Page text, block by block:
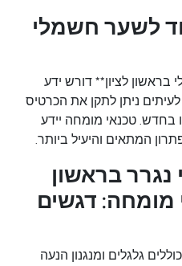
לשער חשמלי
לציון** דורש ידע
ניתן לתקן את הכרטיס
בחדש. טכנאי מומחה יידע
המתאים והיעיל ביותר.
בראשון
מומחה: דגשים
גלגלים ומנגנון הנעה